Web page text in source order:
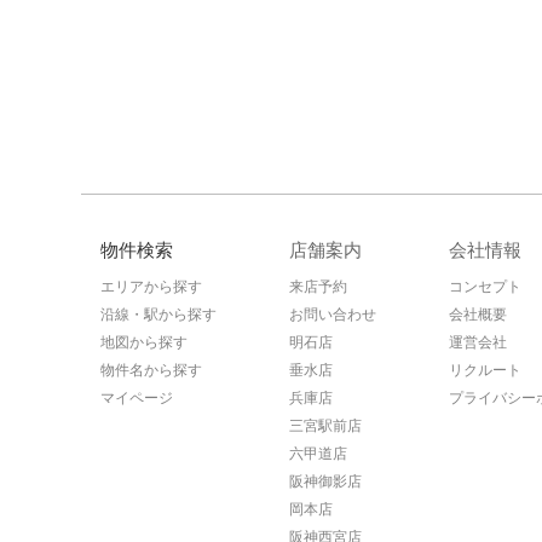
物件検索
エリアから探す
沿線・駅から探す
地図から探す
物件名から探す
マイページ
店舗案内
来店予約
お問い合わせ
明石店
垂水店
兵庫店
三宮駅前店
六甲道店
阪神御影店
岡本店
阪神西宮店
会社情報
コンセプト
会社概要
運営会社
リクルート
プライバシー